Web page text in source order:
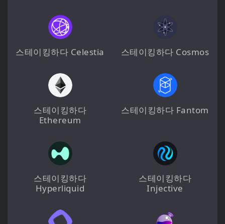
스테이킹하다 Celestia 스테이킹하다 Cosmos
스테이킹하다
Ethereum
스테이킹하다 Fantom
스테이킹하다
Hyperliquid
스테이킹하다
Injective